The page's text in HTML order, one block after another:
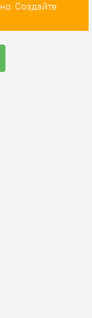
Создайте